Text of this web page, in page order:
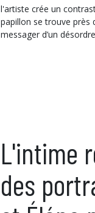
l'artiste crée un
papillon se trouve
messager d’un
L'intime
des